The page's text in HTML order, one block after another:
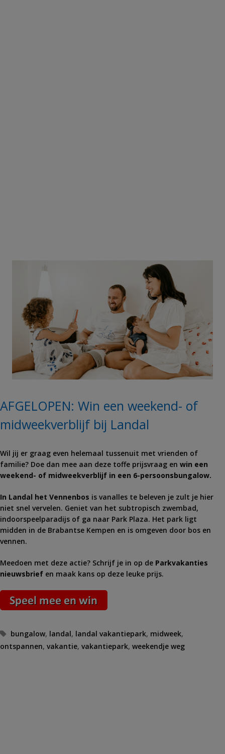
AFGELOPEN: Win een weekend- of
midweekverblijf bij Landal
Wil jij er graag even helemaal tussenuit met vrienden of
familie? Doe dan mee aan deze toffe prijsvraag en win een
weekend- of midweekverblijf in een 6-persoonsbungalow.
In Landal het Vennenbos is vanalles te beleven je zult je hier
niet snel vervelen. Geniet van het subtropisch zwembad,
indoorspeelparadijs of ga naar Park Plaza. Het park ligt
midden in de Brabantse Kempen en is omgeven door bos en
vennen.
Meedoen met deze actie? Schrijf je in op de Parkvakanties
nieuwsbrief en maak kans op deze leuke prijs.
Tags
bungalow, landal, landal vakantiepark, midweek,
ontspannen, vakantie, vakantiepark, weekendje weg